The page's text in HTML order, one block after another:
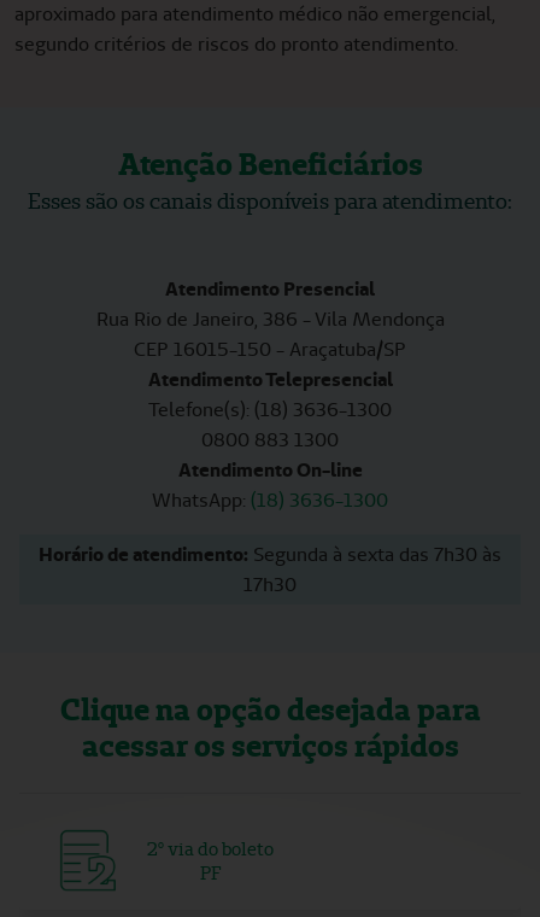
aproximado para atendimento médico não emergencial,
segundo critérios de riscos do pronto atendimento.
Atenção Beneficiários
Esses são os canais disponíveis para atendimento:
Atendimento Presencial
Rua Rio de Janeiro, 386 - Vila Mendonça
CEP 16015-150 - Araçatuba/SP
Atendimento Telepresencial
Telefone(s): (18) 3636-1300
​​​​​​​​​​​​​​0800 883 1300
Atendimento On-line
WhatsApp: (18) 3636-1300
Horário de atendimento: Segunda à sexta das 7h30 às
17h30
Clique na opção desejada para
acessar os serviços rápidos
2º via do boleto
PF